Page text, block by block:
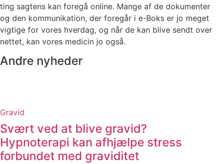
ting sagtens kan foregå online. Mange af de dokumenter
og den kommunikation, der foregår i e-Boks er jo meget
vigtige for vores hverdag, og når de kan blive sendt over
nettet, kan vores medicin jo også.
Andre nyheder
Gravid
Svært ved at blive gravid?
Hypnoterapi kan afhjælpe stress
forbundet med graviditet